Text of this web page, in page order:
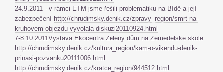
24.9.2011 - v rámci ETM jsme řešili problematiku na Bídě a její
zabezpečení http://chrudimsky.denik.cz/zpravy_region/smrt-na-
kruhovem-objezdu-vyvolala-diskuzi20110924.html
7-8.10.2011Výstava Ekocentra Zelený dům na Zemědělské škole
http://chrudimsky.denik.cz/kultura_region/kam-o-vikendu-denik-
prinasi-pozvanku20111006.html
http://chrudimsky.denik.cz/kratce_region/944512.html